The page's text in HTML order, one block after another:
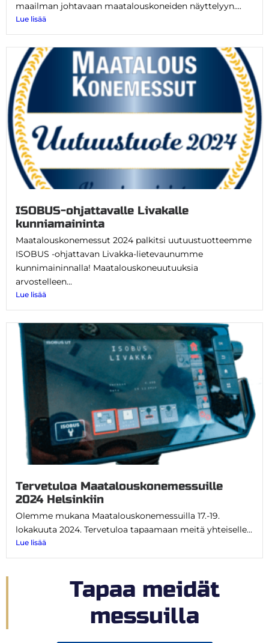
maailman johtavaan maatalouskoneiden näyttelyyn....
Lue lisää
ISOBUS-ohjattavalle Livakalle
kunniamaininta
Maatalouskonemessut 2024 palkitsi uutuustuotteemme
ISOBUS -ohjattavan Livakka-lietevaunumme
kunnimaininnalla! Maatalouskoneuutuuksia
arvostelleen...
Lue lisää
Tervetuloa Maatalouskonemessuille
2024 Helsinkiin
Olemme mukana Maatalouskonemessuilla 17.-19.
lokakuuta 2024. Tervetuloa tapaamaan meitä yhteiselle...
Lue lisää
Tapaa meidät
messuilla